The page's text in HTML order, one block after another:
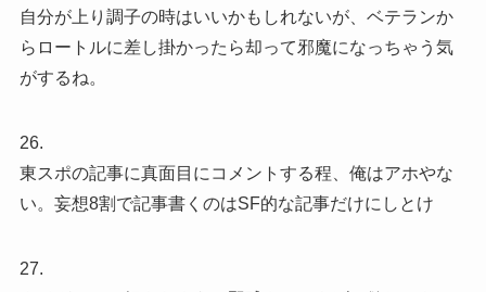
自分が上り調子の時はいいかもしれないが、ベテランか
らロートルに差し掛かったら却って邪魔になっちゃう気
がするね。
26.
東スポの記事に真面目にコメントする程、俺はアホやな
い。妄想8割で記事書くのはSF的な記事だけにしとけ
27.